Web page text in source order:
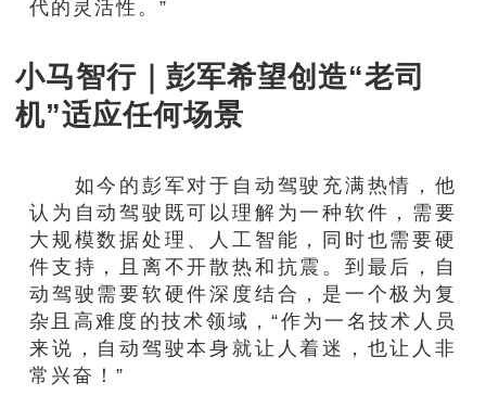
代的灵活性。”
小马智行｜彭军希望创造“老司
机”适应任何场景
如今的彭军对于自动驾驶充满热情，他
认为自动驾驶既可以理解为一种软件，需要
大规模数据处理、人工智能，同时也需要硬
件支持，且离不开散热和抗震。到最后，自
动驾驶需要软硬件深度结合，是一个极为复
杂且高难度的技术领域，“作为一名技术人员
来说，自动驾驶本身就让人着迷，也让人非
常兴奋！”